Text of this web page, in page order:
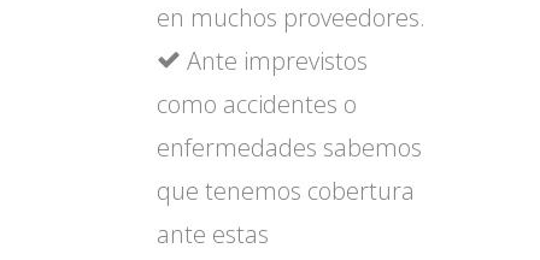
en muchos proveedores.
Ante imprevistos
como accidentes o
enfermedades sabemos
que tenemos cobertura
ante estas